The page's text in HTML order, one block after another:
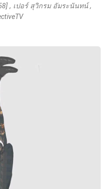
, เปอร์ สุวิกรม อัมระนันทน์ ,